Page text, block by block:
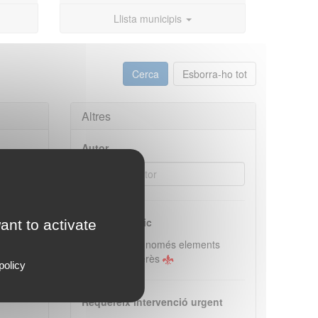
Llista municipis
Altres
Autor
Interès turístic
Selecciona només elements
d'especial interès
Requereix intervenció urgent
to activate